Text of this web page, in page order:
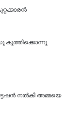
കുത്തിക്കൊന്നു
നൽകി അമ്മയെ